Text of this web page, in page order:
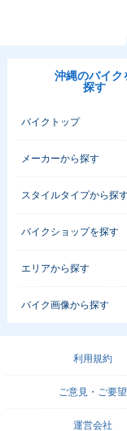
沖縄のバイク
探す
バイクトップ
メーカーから探す
スタイルタイプから探
バイクショップを探す
エリアから探す
バイク画像から探す
利用規約
ご意見・ご要望
運営会社